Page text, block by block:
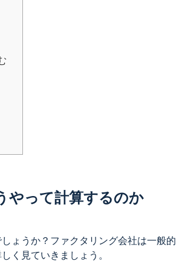
やって計算するのか
ょうか？ファクタリング会社は一般的
く見ていきましょう。